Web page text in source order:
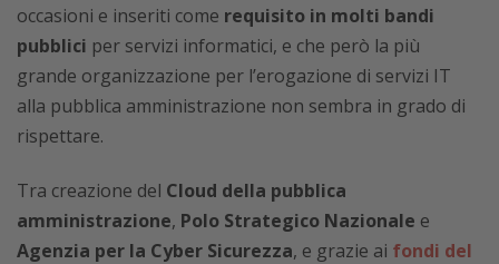
occasioni e inseriti come requisito in molti bandi
pubblici per servizi informatici, e che però la più
grande organizzazione per l’erogazione di servizi IT
alla pubblica amministrazione non sembra in grado di
rispettare.
Tra creazione del Cloud della pubblica
amministrazione, Polo Strategico Nazionale e
Agenzia per la Cyber Sicurezza, e grazie ai fondi del